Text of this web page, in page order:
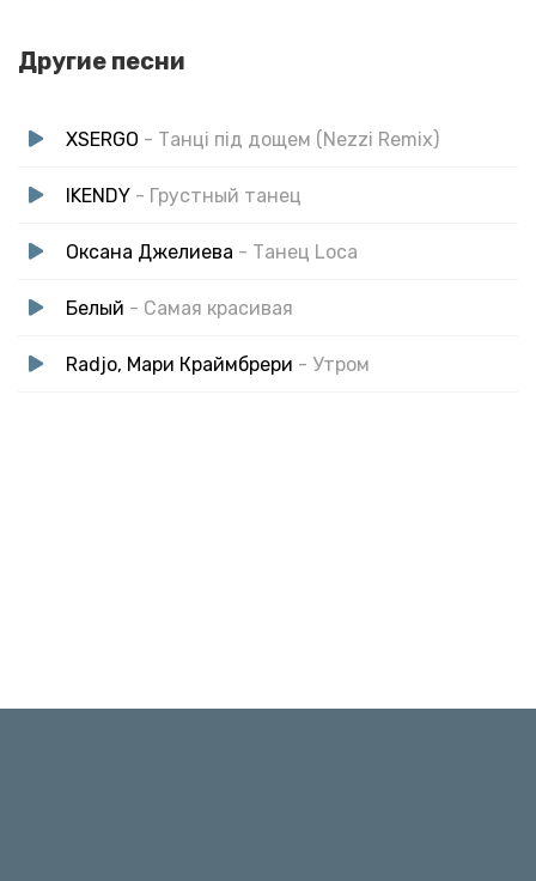
Другие песни
XSERGO - Танці під дощем (Nezzi Remix)
IKENDY - Грустный танец
Оксана Джелиева - Танец Loca
Белый - Самая красивая
Radjo, Мари Краймбрери - Утром